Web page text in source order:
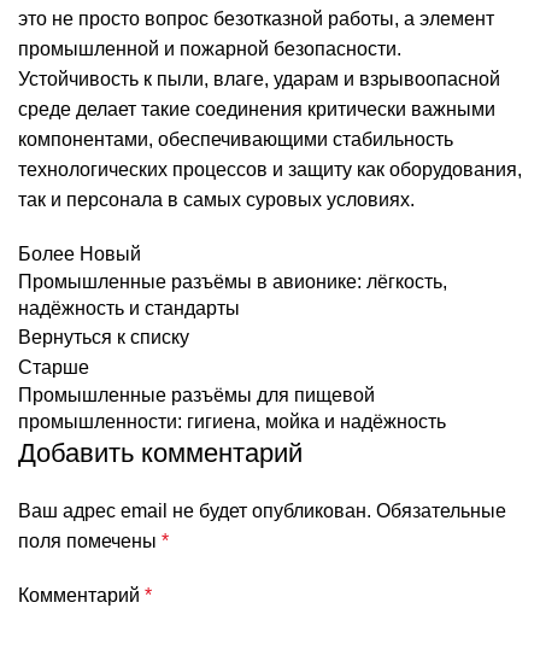
это не просто вопрос безотказной работы, а элемент
промышленной и пожарной безопасности.
Устойчивость к пыли, влаге, ударам и взрывоопасной
среде делает такие соединения критически важными
компонентами, обеспечивающими стабильность
технологических процессов и защиту как оборудования,
так и персонала в самых суровых условиях.
Более Новый
Промышленные разъёмы в авионике: лёгкость,
надёжность и стандарты
Вернуться к списку
Старше
Промышленные разъёмы для пищевой
промышленности: гигиена, мойка и надёжность
Добавить комментарий
Ваш адрес email не будет опубликован. Обязательные
поля помечены *
Комментарий *